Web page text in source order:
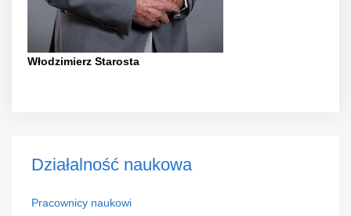
Włodzimierz Starosta
Działalność naukowa
Pracownicy naukowi